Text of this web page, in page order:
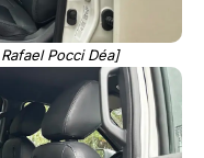
Pocci Déa]